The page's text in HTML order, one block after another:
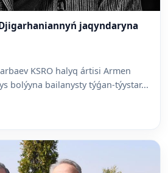
jaqyndaryna
KSRO halyq ártisi Armen
bolýyna bailanysty týǵan-týystar...